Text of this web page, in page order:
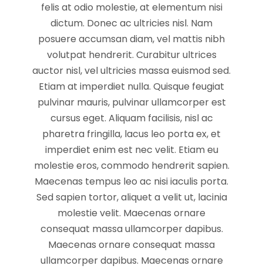
felis at odio molestie, at elementum nisi
dictum. Donec ac ultricies nisl. Nam
posuere accumsan diam, vel mattis nibh
volutpat hendrerit. Curabitur ultrices
auctor nisl, vel ultricies massa euismod sed.
Etiam at imperdiet nulla. Quisque feugiat
pulvinar mauris, pulvinar ullamcorper est
cursus eget. Aliquam facilisis, nisl ac
pharetra fringilla, lacus leo porta ex, et
imperdiet enim est nec velit. Etiam eu
molestie eros, commodo hendrerit sapien.
Maecenas tempus leo ac nisi iaculis porta.
Sed sapien tortor, aliquet a velit ut, lacinia
molestie velit. Maecenas ornare
consequat massa ullamcorper dapibus.
Maecenas ornare consequat massa
ullamcorper dapibus. Maecenas ornare